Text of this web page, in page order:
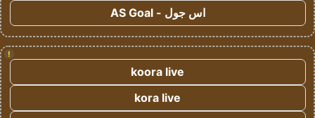
اس جول - AS Goal
!
koora live
kora live